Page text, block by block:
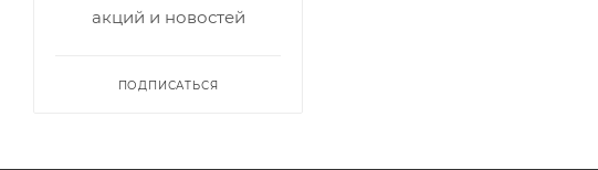
акций и новостей
ПОДПИСАТЬСЯ